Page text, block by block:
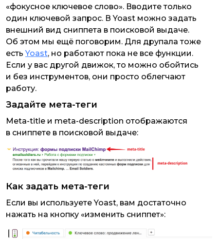
«фокусное ключевое слово». Вводите только
один ключевой запрос. В Yoast можно задать
внешний вид сниппета в поисковой выдаче.
Об этом мы ещё поговорим. Для друпала тоже
естьYoast, но работают пока не все функции.
Если у вас другой движок, то можно обойтись
и без инструментов, они просто облегчают
работу.
Задайте мета-теги
Meta-title и meta-description отображаются
в сниппете в поисковой выдаче:
Как задать мета-теги
Если вы используете Yoast, вам достаточно
нажать на кнопку «изменить сниппет»: